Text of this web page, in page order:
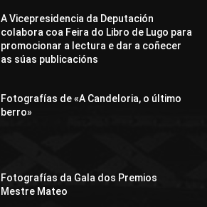
A Vicepresidencia da Deputación
colabora coa Feira do Libro de Lugo para
promocionar a lectura e dar a coñecer
as súas publicacións
Fotografías de «A Candeloria, o último
berro»
Fotografías da Gala dos Premios
Mestre Mateo